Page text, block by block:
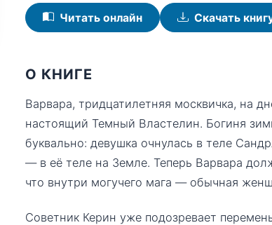
Читать онлайн Скачать
О КНИГЕ
Варвара, тридцатилетняя москвичка, на
настоящий Темный Властелин. Богиня
буквально: девушка очнулась в теле
— в её теле на Земле. Теперь Варвара
что внутри могучего мага — обычная
Советник Керин уже подозревает